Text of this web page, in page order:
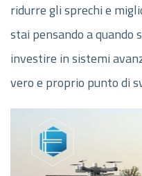
ridurre gli sprechi e
stai pensando a quando
investire in sistemi
vero e proprio punto di